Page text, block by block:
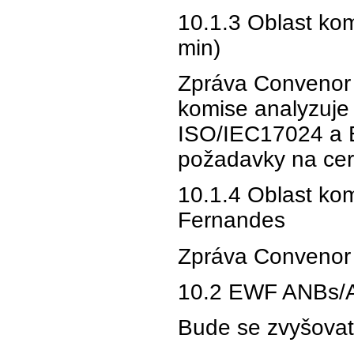
10.1.3 Oblast
min)
Zpráva
komise
ISO/IEC17024 a
požadavky na
10.1.4 Oblast
Fernandes
Zpráva
10.2 EWF
Bude se